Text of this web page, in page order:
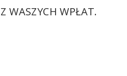
WASZYCH WPŁAT.